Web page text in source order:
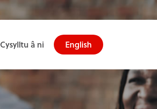
Cysylltu â ni English